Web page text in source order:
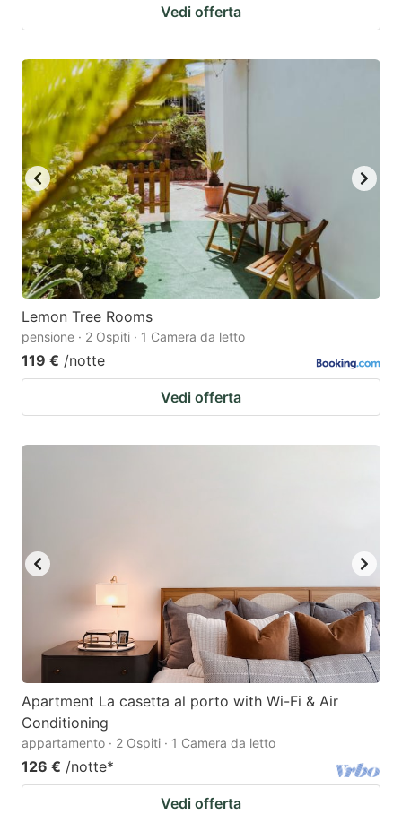
Vedi offerta
Lemon Tree Rooms
pensione · 2 Ospiti · 1 Camera da letto
119 € /notte
Vedi offerta
Apartment La casetta al porto with Wi-Fi & Air
Conditioning
appartamento · 2 Ospiti · 1 Camera da letto
126 € /notte*
Vedi offerta